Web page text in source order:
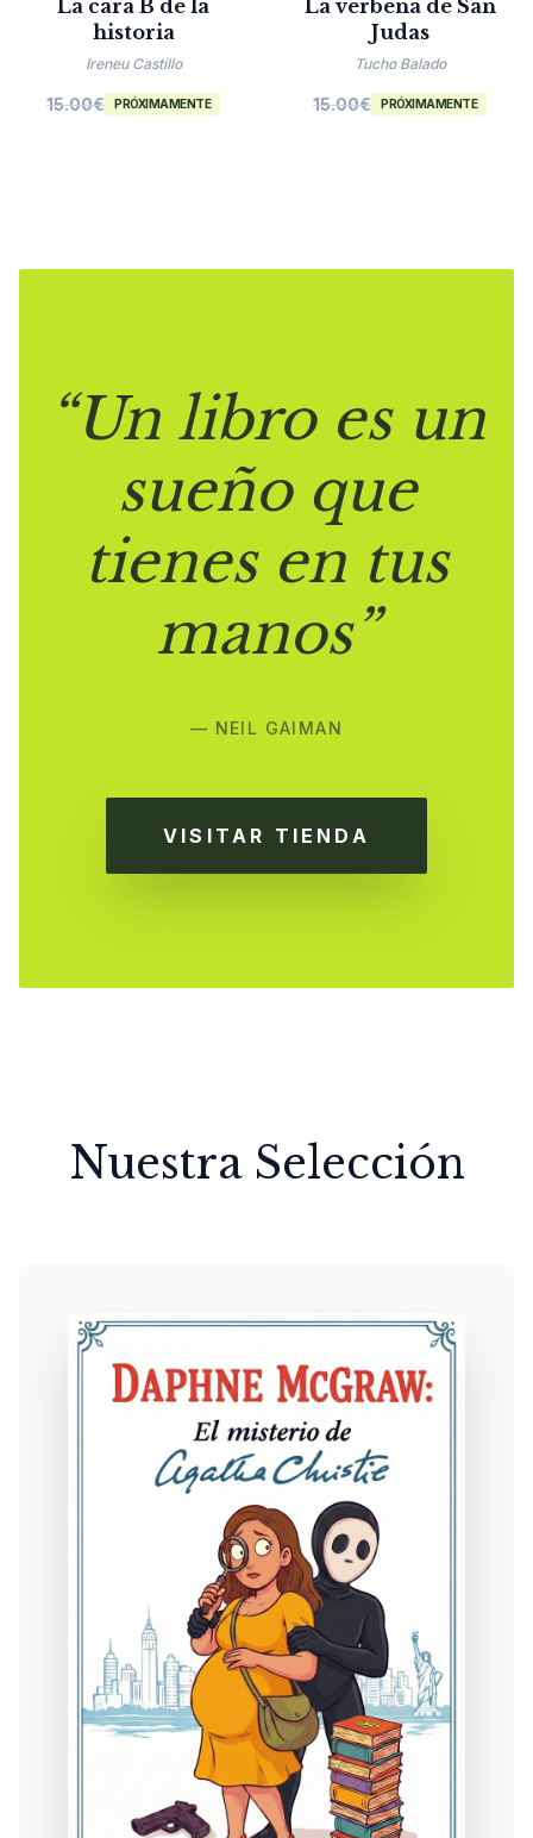
La cara B de la
historia
Ireneu Castillo
15.00€ PRÓXIMAMENTE
La verbena de San
Judas
Tucho Balado
15.00€ PRÓXIMAMENTE
“Un libro es un
sueño que
tienes en tus
manos”
— NEIL GAIMAN
VISITAR TIENDA
Nuestra Selección